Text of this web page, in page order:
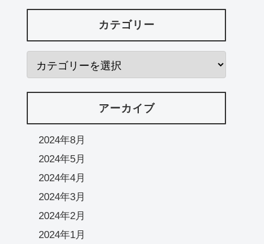
カテゴリー
アーカイブ
2024年8月
2024年5月
2024年4月
2024年3月
2024年2月
2024年1月